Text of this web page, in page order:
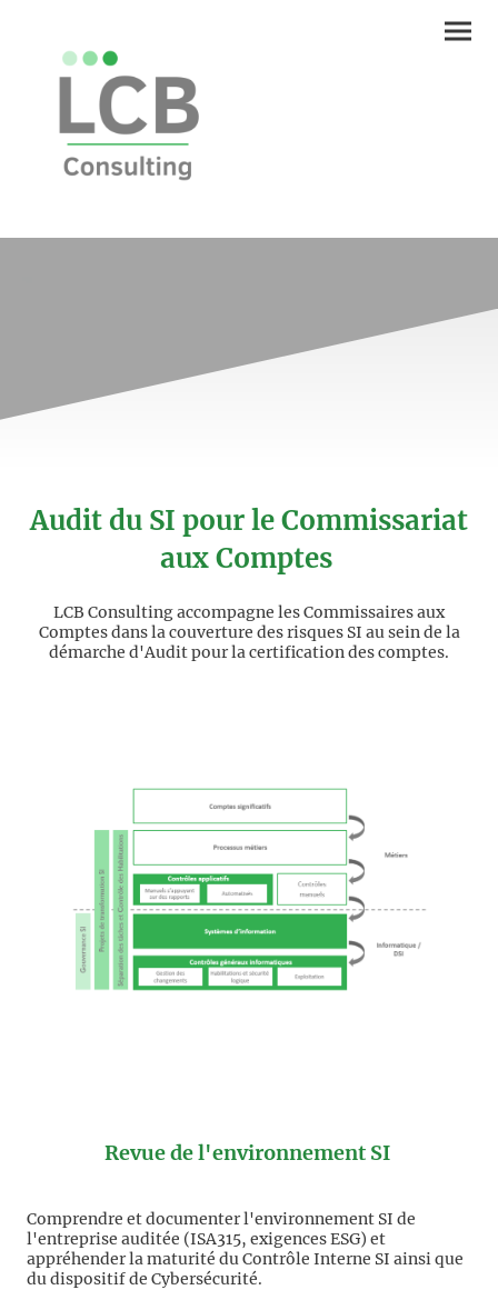
Audit du SI pour le Commissariat
aux Comptes
LCB Consulting accompagne les Commissaires aux
Comptes dans la couverture des risques SI au sein de la
démarche d'Audit pour la certification des comptes.
Revue de l'environnement SI
Comprendre et documenter l'environnement SI de
l'entreprise auditée (ISA315, exigences ESG) et
appréhender la maturité du Contrôle Interne SI ainsi que
du dispositif de Cybersécurité.